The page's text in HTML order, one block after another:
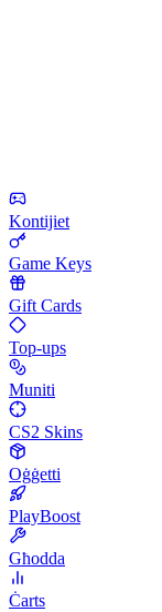
Kontijiet
Game Keys
Gift Cards
Top-ups
Muniti
CS2 Skins
Oġġetti
PlayBoost
Għodda
Ċarts